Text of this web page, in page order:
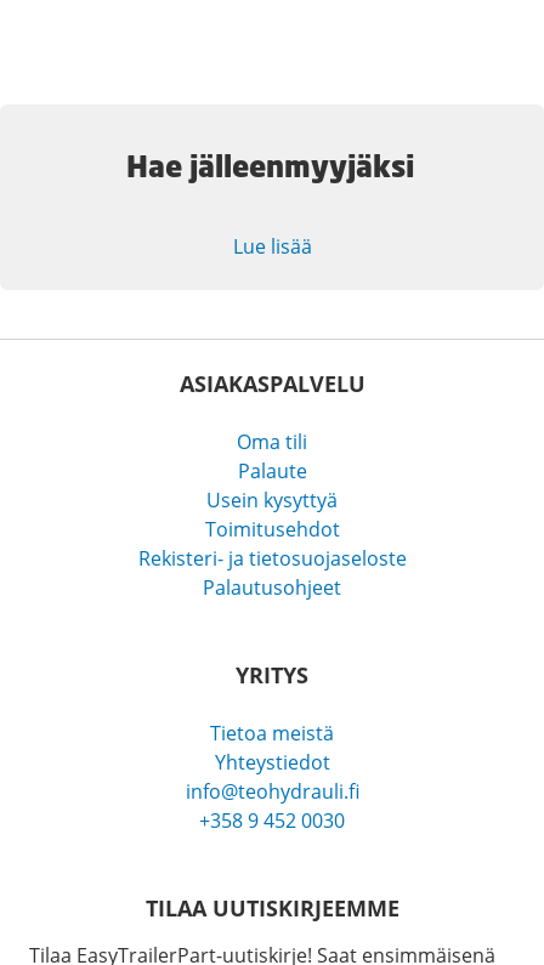
Hae jälleenmyyjäksi
Lue lisää
ASIAKASPALVELU
Oma tili
Palaute
Usein kysyttyä
Toimitusehdot
Rekisteri- ja tietosuojaseloste
Palautusohjeet
YRITYS
Tietoa meistä
Yhteystiedot
info@teohydrauli.fi
+358 9 452 0030
TILAA UUTISKIRJEEMME
Tilaa EasyTrailerPart-uutiskirje! Saat ensimmäisenä